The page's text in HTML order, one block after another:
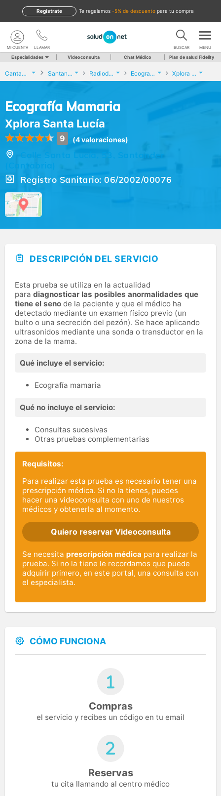
te regalamos -5% de descuento para tu compra
Regístrate
LLAMAR
MI CUENTA BUSCAR MENU
Especialidades Videoconsulta Chat Médico Plan de salud Fidelity
Cantabria Santander Radiodiagnóstico Ecografía Mamaria Xplora Santa Lucía
Ecografía Mamaria
Xplora Santa Lucía
9 (4 valoraciones)
Calle Santa Lucía, 53, Santander
(Cantabria)
Registro Sanitario: 06/2002/00076
DESCRIPCIÓN DEL SERVICIO
Esta prueba se utiliza en la actualidad
para diagnosticar las posibles anormalidades que
tiene el seno de la paciente y que el médico ha
detectado mediante un examen físico previo (un
bulto o una secreción del pezón). Se hace aplicando
ultrasonidos mediante una sonda o transductor en la
zona de la mama.
Qué incluye el servicio:
Ecografía mamaria
Qué no incluye el servicio:
Consultas sucesivas
Otras pruebas complementarias
Requisitos:
Para realizar esta prueba es necesario tener una
prescripción médica. Si no la tienes, puedes
hacer una videoconsulta con uno de nuestros
médicos y obtenerla al momento.
Quiero reservar Videoconsulta
Se necesita prescripción médica para realizar la
prueba. Si no la tiene le recordamos que puede
adquirir primero, en este portal, una consulta con
el especialista.
CÓMO FUNCIONA
Compras
el servicio y recibes un código en tu email
Reservas
tu cita llamando al centro médico